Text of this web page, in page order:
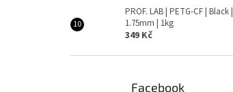
PROF. LAB | PETG-CF | Black |
1.75mm | 1kg
349 Kč
Facebook